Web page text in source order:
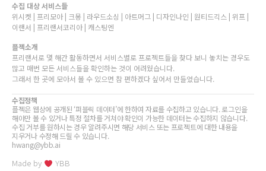
수집 대상 서비스들
위시켓 | 프리모아 | 크몽 | 라우드소싱 | 아트머그 | 디자인나인 | 원티드긱스 | 위프 |
이랜서 | 프리랜서코리아 | 캐스팅엔
플젝소개
프리랜서로 몇 해간 활동하면서 서비스별로 프로젝트들을 찾다 보니 놓치는 경우도
많고 매번 모든 서비스들을 확인하는 것이 어려웠습니다.
그래서 한 곳에 모아서 볼 수 있으면 참 편하겠다 싶어서 만들었습니다.
수집정책
플젝은 웹상에 공개된 ‘퍼블릭 데이터’에 한하여 자료를 수집하고 있습니다. 로그인을
해야만 볼 수 있거나 특정 절차를 거쳐야 확인이 가능한 데이터는 수집하지 않습니다.
수집 거부를 원하시는 경우 알려주시면 해당 서비스 또는 프로젝트에 대한 내용을
지우거나 수정해 드릴 수 있습니다.
hwang@ybb.ai
Made by YBB